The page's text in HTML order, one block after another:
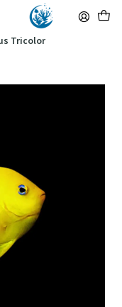
(Envio extresso: 14,90€)
Tricolor